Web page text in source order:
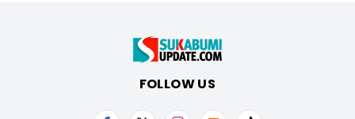
FOLLOW US